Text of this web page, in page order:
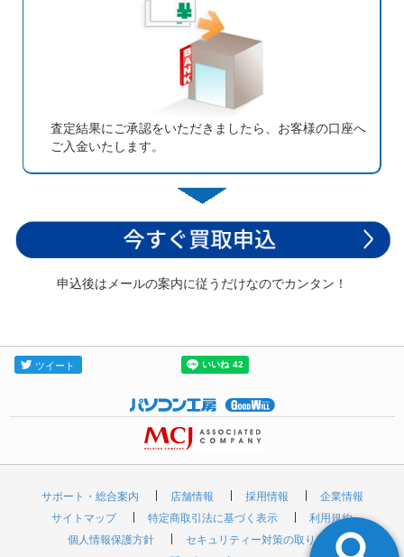
査定結果にご承認をいただきましたら、お客様の口座へ
ご入金いたします。
申込後はメールの案内に従うだけなのでカンタン！
サポート・総合案内 店舗情報 採用情報
企業情報
サイトマップ
特定商取引法に基づく表示
利用規約
個人情報保護方針
セキュリティー対策の取り組み